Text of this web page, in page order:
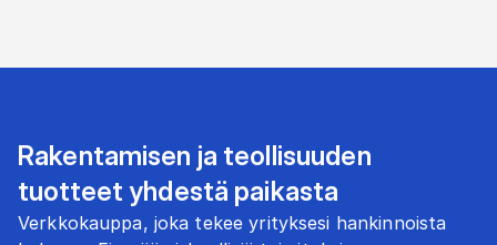
Rakentamisen ja teollisuuden
tuotteet yhdestä paikasta
Verkkokauppa, joka tekee yrityksesi hankinnoista